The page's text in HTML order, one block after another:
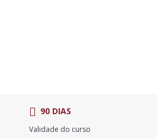
90 DIAS
Validade do curso